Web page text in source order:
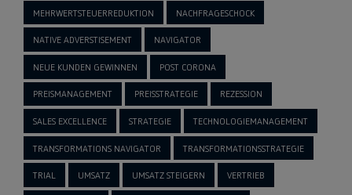
MEHRWERTSTEUERREDUKTION NACHFRAGESCHOCK
NATIVE ADVERSTISEMENT NAVIGATOR
NEUE KUNDEN GEWINNEN POST CORONA
PREISMANAGEMENT PREISSTRATEGIE REZESSION
SALES EXCELLENCE STRATEGIE TECHNOLOGIEMANAGEMENT
TRANSFORMATIONS NAVIGATOR TRANSFORMATIONSSTRATEGIE
TRIAL UMSATZ UMSATZ STEIGERN VERTRIEB